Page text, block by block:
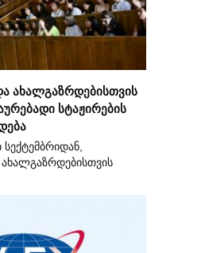
ახალგაზრდებისთვის
სტაჟირების